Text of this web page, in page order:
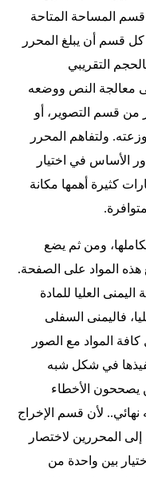
المساحة المتاحة
كل قسم أن يبلغ المحرر
التقريبي
معالجة النص ووضعه
من قسم التصوير، أو
ولتفاهم المحرر
الأساس في اختيار
كثيرة أهمها مكانة
ومن ثم يضع
المواد على الصفحة.
العليا للمادة
فاليمنى السفلى
المواد مع الصور
في شكل شبه
يصححون الأخطاء
نهائي.. لأن قسم الإخراج
المحررين لاختصار
بين واحدة من